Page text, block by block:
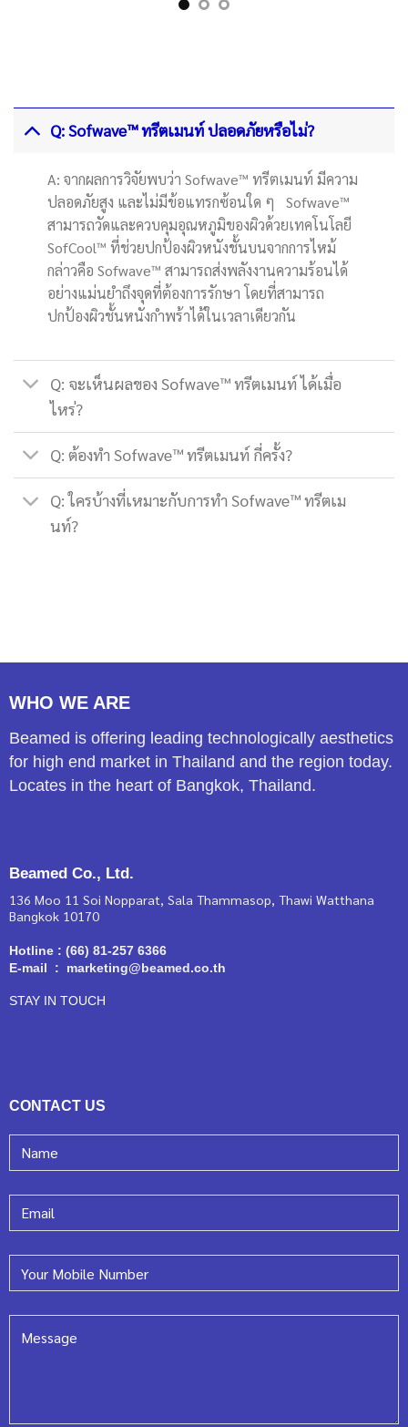
Q: Sofwave™ ทรีตเมนท์ ปลอดภัยหรือไม่?
A: จากผลการวิจัยพบว่า Sofwave™ ทรีตเมนท์ มีความ
ปลอดภัยสูง และไม่มีข้อแทรกซ้อนใด ๆ Sofwave™
สามารถวัดและควบคุมอุณหภูมิของผิวด้วยเทคโนโลยี
SofCool™ ที่ช่วยปกป้องผิวหนังชั้นบนจากการไหม้
กล่าวคือ Sofwave™ สามารถส่งพลังงานความร้อนได้
อย่างแม่นยำถึงจุดที่ต้องการรักษา โดยที่สามารถ
ปกป้องผิวชั้นหนังกำพร้าได้ในเวลาเดียวกัน
Q: จะเห็นผลของ Sofwave™ ทรีตเมนท์ ได้เมื่อ
ไหร่?
Q: ต้องทำ Sofwave™ ทรีตเมนท์ กี่ครั้ง?
Q: ใครบ้างที่เหมาะกับการทำ Sofwave™ ทรีตเม
นท์?
WHO WE ARE
Beamed is offering leading technologically aesthetics
for high end market in Thailand and the region today.
Locates in the heart of Bangkok, Thailand.
Beamed Co., Ltd.
136 Moo 11 Soi Nopparat, Sala Thammasop, Thawi Watthana
Bangkok 10170
Hotline : (66) 81-257 6366
E-mail : marketing@beamed.co.th
STAY IN TOUCH
CONTACT US